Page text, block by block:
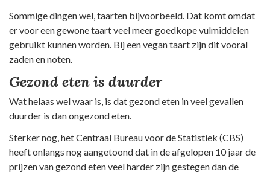
Sommige dingen wel, taarten bijvoorbeeld. Dat komt omdat
er voor een gewone taart veel meer goedkope vulmiddelen
gebruikt kunnen worden. Bij een vegan taart zijn dit vooral
zaden en noten.
Gezond eten is duurder
Wat helaas wel waar is, is dat gezond eten in veel gevallen
duurder is dan ongezond eten.
Sterker nog, het Centraal Bureau voor de Statistiek (CBS)
heeft onlangs nog aangetoond dat in de afgelopen 10 jaar de
prijzen van gezond eten veel harder zijn gestegen dan de